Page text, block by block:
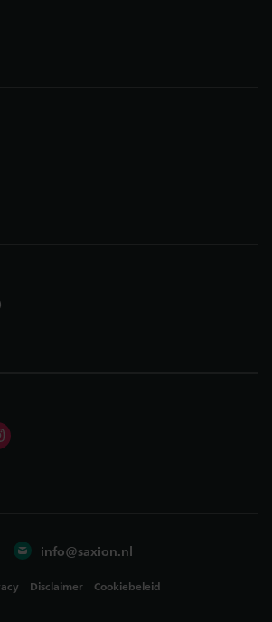
info@saxion.nl
Disclaimer Cookiebeleid